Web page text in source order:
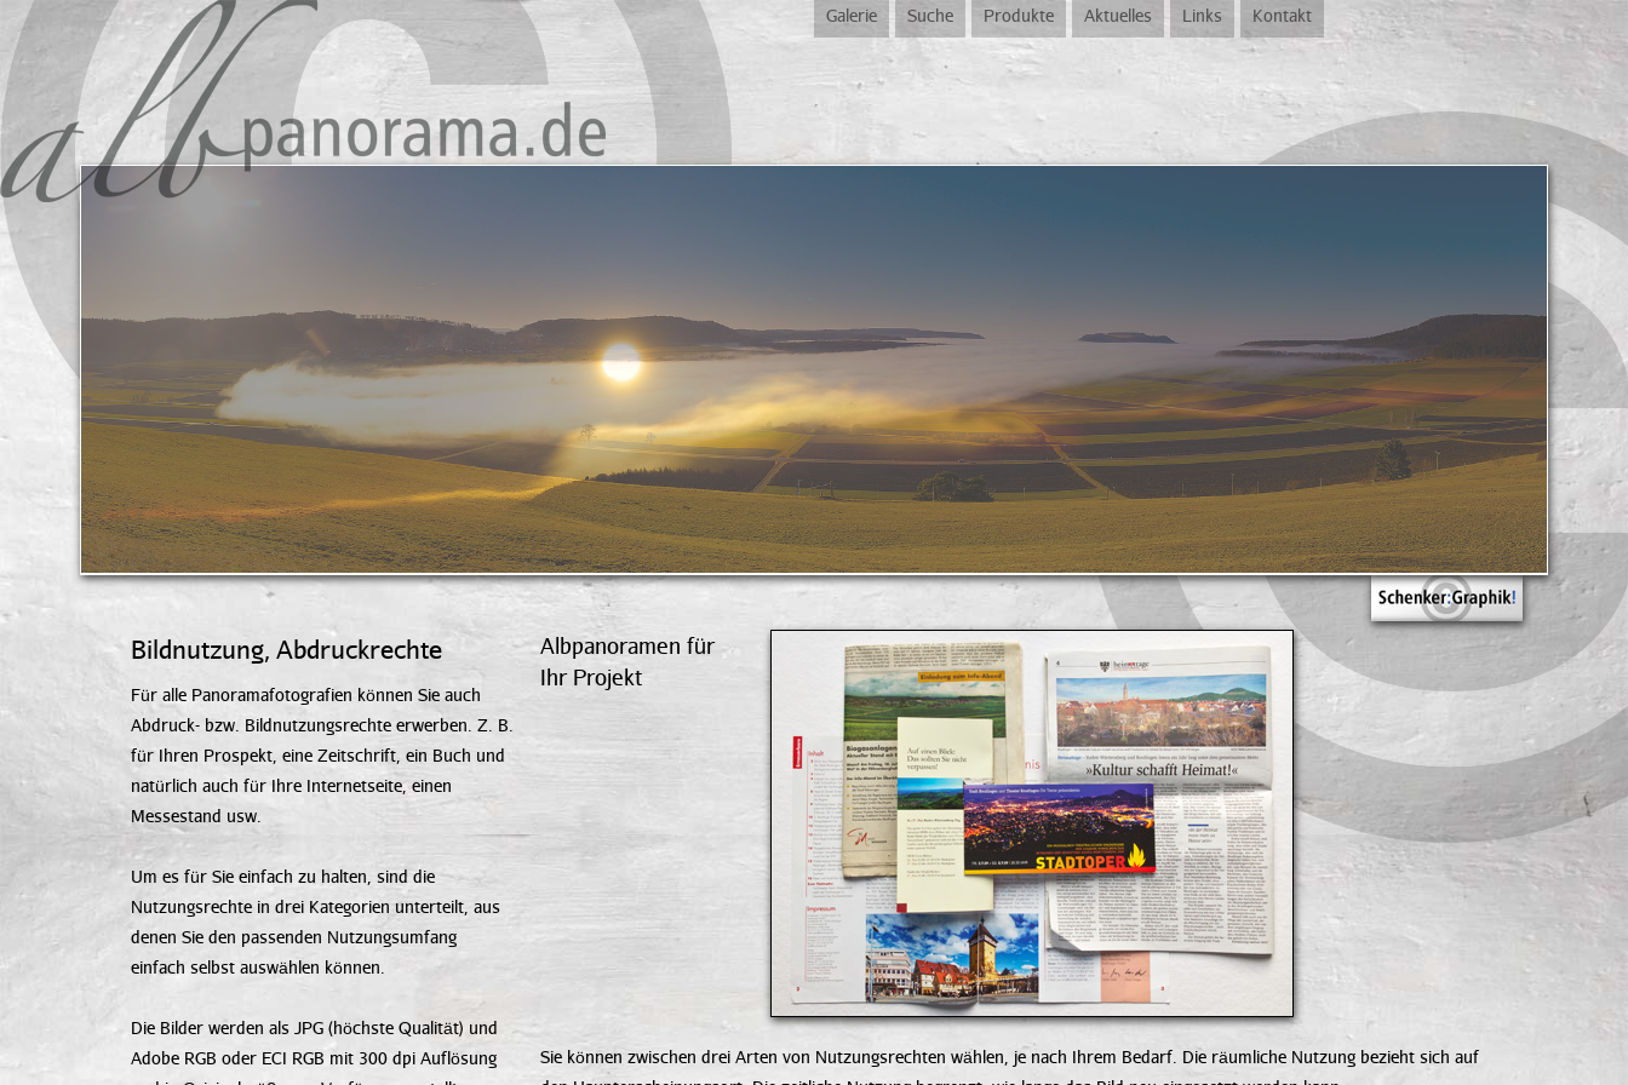
Galerie Suche Produkte Aktuelles Links Kontakt
Bildnutzung, Abdruckrechte
Für alle Panoramafotografien können Sie auch
Abdruck- bzw. Bildnutzungsrechte erwerben. Z. B.
für Ihren Prospekt, eine Zeitschrift, ein Buch und
natürlich auch für Ihre Internetseite, einen
Messestand usw.
Um es für Sie einfach zu halten, sind die
Nutzungsrechte in drei Kategorien unterteilt, aus
denen Sie den passenden Nutzungsumfang
einfach selbst auswählen können.
Die Bilder werden als JPG (höchste Qualität) und
Adobe RGB oder ECI RGB mit 300 dpi Auflösung
Albpanoramen für
Ihr Projekt
Sie können zwischen drei Arten von Nutzungsrechten wählen, je nach Ihrem Bedarf. Die räumliche Nutzung bezieht sich auf